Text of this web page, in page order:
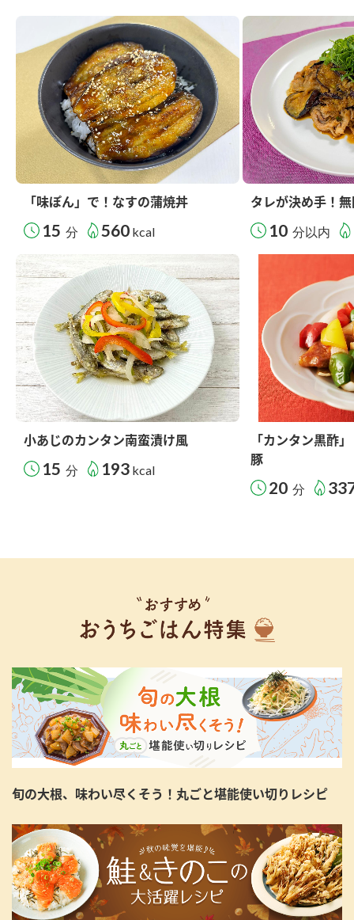
「味ぽん」で！なすの蒲焼丼
15 分 560 kcal
タレが決め手！
10 分以内
小あじのカンタン南蛮漬け風
15 分 193 kcal
「カンタン黒酢
豚
20 分
旬の大根、味わい尽くそう！丸ごと堪能使い切りレシピ